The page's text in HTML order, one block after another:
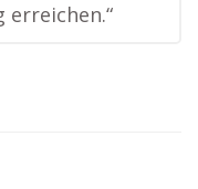
erreichen.“